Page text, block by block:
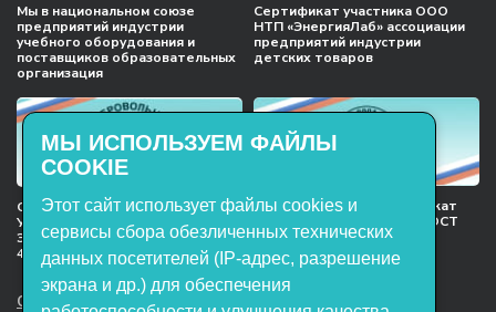
Мы в национальном союзе
предприятий индустрии
учебного оборудования и
поставщиков образовательных
организация
Сертификат участника ООО
НТП «ЭнергияЛаб» ассоциации
предприятий индустрии
детских товаров
Сертификат соответствия
Учебное оборудование, марки
ЭнергияЛаб ТУ 32.99.53–001–
47627947–2021 Серийный выпуск
Международный сертификат
менеджмента качества ГОСТ
ISO 9001:2015
ООО НТП «ЭнергияЛаб». Все права
МЫ ИСПОЛЬЗУЕМ ФАЙЛЫ
COOKIE
Этот сайт использует файлы cookies и
сервисы сбора обезличенных технических
данных посетителей (IP-адрес, разрешение
экрана и др.) для обеспечения